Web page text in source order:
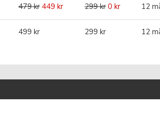
479 kr 449 kr 299 kr 0 kr 12
499 kr 299 kr 12